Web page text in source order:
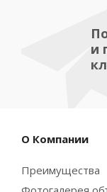
и
О Компании
Преимущества